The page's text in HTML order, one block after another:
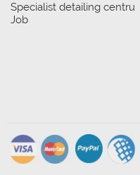
Specialist detailing centru
Job